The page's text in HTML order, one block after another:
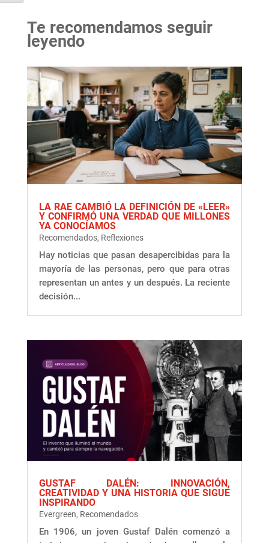
Te recomendamos seguir
leyendo
LA RAE CAMBIÓ LA DEFINICIÓN DE «LEER»
Y CONFIRMÓ UNA VERDAD QUE MILLONES
YA CONOCÍAMOS
Recomendados, Reflexiones
Hay noticias que pasan desapercibidas para la
mayoría de las personas, pero que para otras
representan un antes y un después. La reciente
decisión...
GUSTAF DALÉN: INNOVACIÓN,
CREATIVIDAD Y UNA HISTORIA QUE SIGUE
INSPIRANDO
Evergreen, Recomendados
En 1906, un joven Gustaf Dalén comenzó a